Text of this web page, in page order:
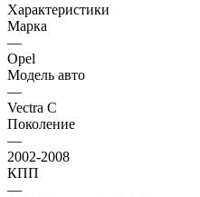
Характеристики
Марка
—
Opel
Модель авто
—
Vectra C
Поколение
—
2002-2008
КПП
—